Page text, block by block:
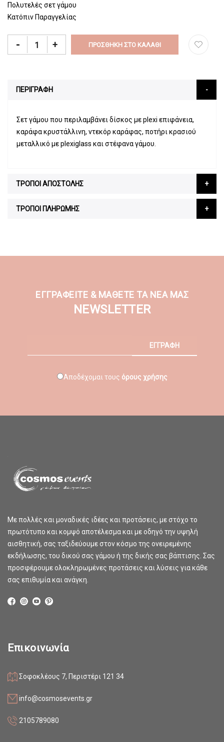
Πολυτελές σετ γάμου
Κατόπιν Παραγγελίας
- + ΠΡΟΣΘΉΚΗ ΣΤΟ ΚΑΛΆΘΙ
ΠΕΡΙΓΡΑΦΗ
Σετ γάμου που περιλαμβάνει δίσκος με plexi επιφάνεια,
καράφα κρυστάλλινη, ντεκόρ καράφας, ποτήρι κρασιού
μεταλλικό με plexiglass και στέφανα γάμου.
ΤΡΟΠΟΙ ΑΠΟΣΤΟΛΗΣ
ΤΡΟΠΟΙ ΠΛΗΡΩΜΗΣ
ΕΓΓΡΑΦΕΙΤΕ & ΜΑΘΕΤΕ ΤΑ ΝΕΑ ΜΑΣ
NEWSLETTER
ΕΓΓΡΑΦΗ
Αποδέχομαι τους όρους χρήσης
Με πολλές και μοναδικές ιδέες και προτάσεις, με στόχο το
πρωτότυπο και κομψό αποτέλεσμα και με οδηγό την υψηλή
αισθητική, σας ταξιδεύουμε στον κόσμο της ονειρεμένης
εκδήλωσης, του δικού σας γάμου ή της δικής σας βάπτισης. Σας
προσφέρουμε ολοκληρωμένες προτάσεις και λύσεις για κάθε
σας επιθυμία και ανάγκη.
Επικοινωνία
Σοφοκλέους 7, Περιστέρι 121 34
info@cosmosevents.gr
2105789080